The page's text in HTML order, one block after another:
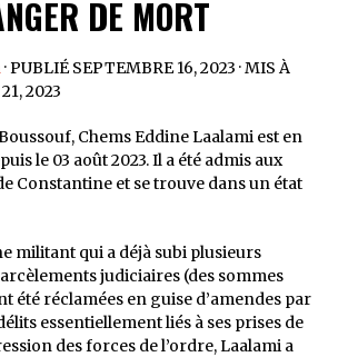
DE MORT
· PUBLIÉ SEPTEMBRE 16, 2023 · MIS À
2023
Chems Eddine Laalami est en
le 03 août 2023. Il a été admis aux
Constantine et se trouve dans un état
militant qui a déjà subi plusieurs
judiciaires (des sommes
été réclamées en guise d’amendes par
essentiellement liés à ses prises de
des forces de l’ordre, Laalami a